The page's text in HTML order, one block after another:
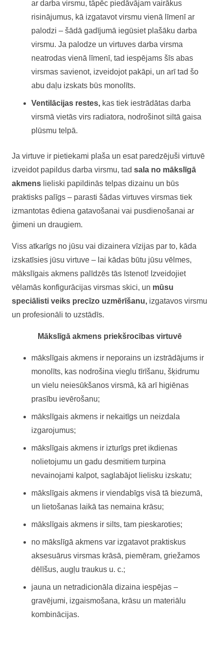
ar darba virsmu, tāpēc piedāvājam vairākus
risinājumus, kā izgatavot virsmu vienā līmenī ar
palodzi – šādā gadījumā iegūsiet plašāku darba
virsmu. Ja palodze un virtuves darba virsma
neatrodas vienā līmenī, tad iespējams šīs abas
virsmas savienot, izveidojot pakāpi, un arī tad šo
abu daļu izskats būs monolīts.
Ventilācijas restes, kas tiek iestrādātas darba
virsmā vietās virs radiatora, nodrošinot siltā gaisa
plūsmu telpā.
Ja virtuve ir pietiekami plaša un esat paredzējuši virtuvē
izveidot papildus darba virsmu, tad sala no mākslīgā
akmens lieliski papildinās telpas dizainu un būs
praktisks palīgs – parasti šādas virtuves virsmas tiek
izmantotas ēdiena gatavošanai vai pusdienošanai ar
ģimeni un draugiem.
Viss atkarīgs no jūsu vai dizainera vīzijas par to, kāda
izskatīsies jūsu virtuve – lai kādas būtu jūsu vēlmes,
mākslīgais akmens palīdzēs tās īstenot! Izveidojiet
vēlamās konfigurācijas virsmas skici, un mūsu
speciālisti veiks precīzo uzmērīšanu, izgatavos virsmu
un profesionāli to uzstādīs.
Mākslīgā akmens priekšrocības virtuvē
mākslīgais akmens ir neporains un izstrādājums ir
monolīts, kas nodrošina vieglu tīrīšanu, šķidrumu
un vielu neiesūkšanos virsmā, kā arī higiēnas
prasību ievērošanu;
mākslīgais akmens ir nekaitīgs un neizdala
izgarojumus;
mākslīgais akmens ir izturīgs pret ikdienas
nolietojumu un gadu desmitiem turpina
nevainojami kalpot, saglabājot lielisku izskatu;
mākslīgais akmens ir viendabīgs visā tā biezumā,
un lietošanas laikā tas nemaina krāsu;
mākslīgais akmens ir silts, tam pieskaroties;
no mākslīgā akmens var izgatavot praktiskus
aksesuārus virsmas krāsā, piemēram, griežamos
dēlīšus, augļu traukus u. c.;
jauna un netradicionāla dizaina iespējas –
gravējumi, izgaismošana, krāsu un materiālu
kombinācijas.